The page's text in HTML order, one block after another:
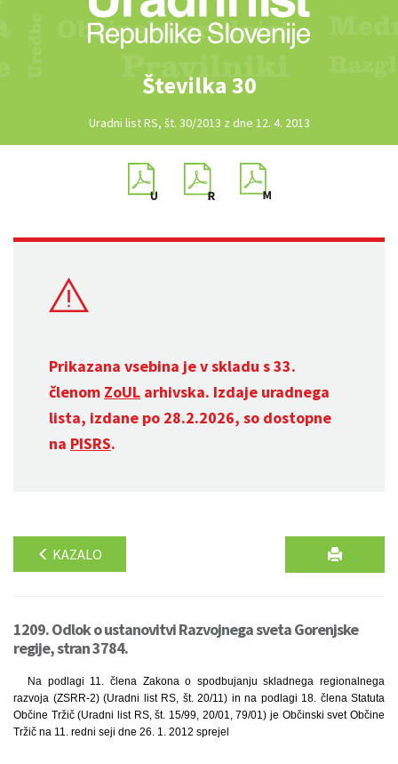
Številka 30
Uradni list RS, št. 30/2013 z dne 12. 4. 2013
Prikazana vsebina je v skladu s 33.
členom ZoUL arhivska. Izdaje uradnega
lista, izdane po 28.2.2026, so dostopne
na PISRS.
KAZALO
1209. Odlok o ustanovitvi Razvojnega sveta Gorenjske
regije, stran 3784.
Na podlagi 11. člena Zakona o spodbujanju skladnega regionalnega
razvoja (ZSRR-2) (Uradni list RS, št. 20/11) in na podlagi 18. člena Statuta
Občine Tržič (Uradni list RS, št. 15/99, 20/01, 79/01) je Občinski svet Občine
Tržič na 11. redni seji dne 26. 1. 2012 sprejel